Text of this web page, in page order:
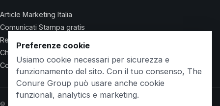
Article Marketing Italia
Comunicati Stampa gratis
Regolamento
Chi Siamo
Contatti
© 2026 Wet Life News · The Conure Group
Preferenze cookie
Usiamo cookie necessari per sicurezza e
funzionamento del sito. Con il tuo consenso, The
Conure Group può usare anche cookie
funzionali, analytics e marketing.